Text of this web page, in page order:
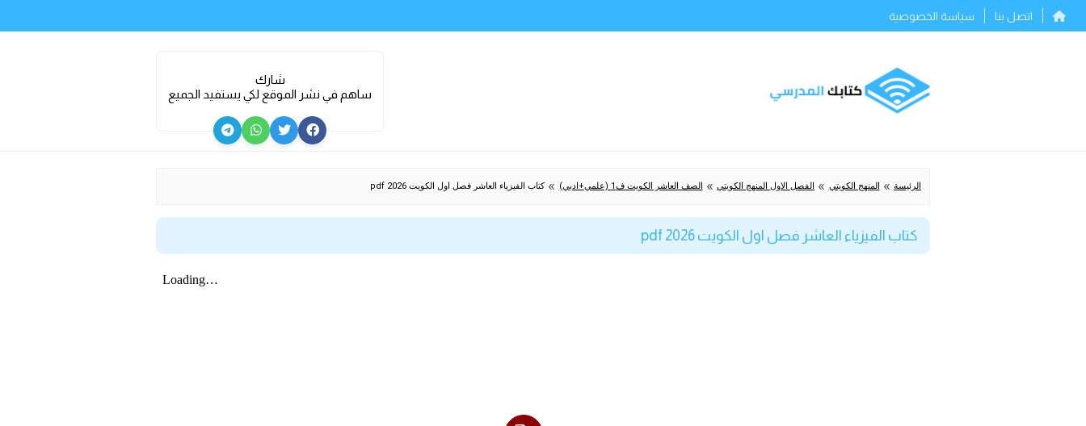
اتصل بنا سياسة الخصوصية
شارك
ساهم في نشر الموقع لكي يستفيد الجميع
الرئيسة » المنهج الكويتي » الفصل الاول المنهج الكويتي » الصف العاشر الكويت ف1 (علمي+ادبي) » كتاب الفيزياء العاشر فصل اول الكويت 2026 pdf
كتاب الفيزياء العاشر فصل اول الكويت 2026 pdf